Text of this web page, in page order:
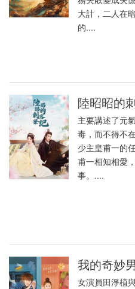
大計，二人在
的....
陸昭昭的
主要講述了元
毒，而不得不
少主皇甫一的
甫一相知相愛
事。....
我的奇妙
女演員田淨植